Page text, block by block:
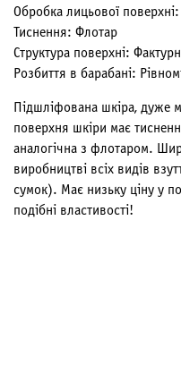
Обробка лицьової
Тиснення: Флотар
Структура поверхні:
Розбиття в барабані:
Підшліфована шкіра, дуже
поверхня шкіри має
аналогічна з флотаром.
виробництві всіх видів
сумок). Має низьку ціну у
подібні властивості!